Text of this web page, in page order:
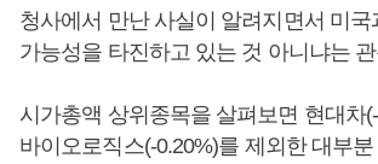
청사에서 만난 사실이 알려지면서 미국
가능성을 타진하고 있는 것 아니냐는
시가총액 상위종목을 살펴보면 현대차
바이오로직스(-0.20%)를 제외한 대부